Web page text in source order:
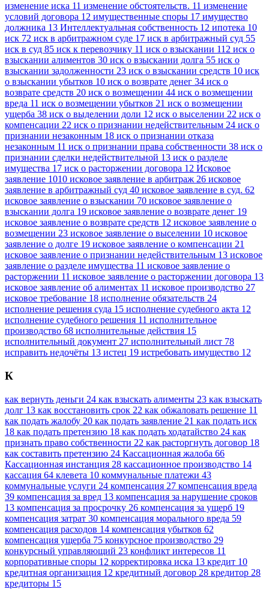
изменение иска 11 изменение обстоятельств. 11 изменение
условий договора 12 имущественные споры 17 имущество
должника 13 Интеллектуальная собственность 12 ипотека 10
иск 72 иск в арбитражном суде 17 иск в арбитражный суд 55
иск в суд 85 иск к перевозчику 11 иск о взыскании 112 иск о
взыскании алиментов 30 иск о взыскании долга 55 иск о
взыскании задолженности 23 иск о взыскании средств 10 иск
о взыскании убытков 10 иск о возврате денег 34 иск о
возврате средств 20 иск о возмещении 44 иск о возмещении
вреда 11 иск о возмещении убытков 21 иск о возмещении
ущерба 38 иск о выделении доли 12 иск о выселении 22 иск о
компенсации 22 иск о признании недействительным 24 иск о
признании незаконным 18 иск о признании отказа
незаконным 11 иск о признании права собственности 38 иск о
признании сделки недействительной 13 иск о разделе
имущества 17 иск о расторжении договора 12 Исковое
заявление 1010 исковое заявление в арбитраж 26 исковое
заявление в арбитражный суд 40 исковое заявление в суд. 62
исковое заявление о взыскании 70 исковое заявление о
взыскании долга 19 исковое заявление о возврате денег 19
исковое заявление о возврате средств 12 исковое заявление о
возмещении 23 исковое заявление о выселении 10 исковое
заявление о долге 19 исковое заявление о компенсации 21
исковое заявление о признании недействительным 13 исковое
заявление о разделе имущества 11 исковое заявление о
расторжении 11 исковое заявление о расторжении договора 13
исковое заявление об алиментах 11 исковое производство 27
исковое требование 18 исполнение обязательств 24
исполнение решения суда 15 исполнение судебного акта 12
исполнение судебного решения 11 исполнительное
производство 68 исполнительные действия 15
исполнительный документ 27 исполнительный лист 78
исправить недочёты 13 истец 19 истребовать имущество 12
К
как вернуть деньги 24 как взыскать алименты 23 как взыскать
долг 13 как восстановить срок 22 как обжаловать решение 11
как подать жалобу 20 как подать заявление 21 как подать иск
18 как подать претензию 18 как подать ходатайство 24 как
признать право собственности 22 как расторгнуть договор 18
как составить претензию 24 Кассационная жалоба 66
Кассационная инстанция 28 кассационное производство 14
кассация 64 клевета 10 коммунальные платежи 43
коммунальные услуги 24 компенсация 27 компенсация вреда
39 компенсация за вред 13 компенсация за нарушение сроков
13 компенсация за просрочку 26 компенсация за ущерб 19
компенсация затрат 30 компенсация морального вреда 59
компенсация расходов 14 компенсация убытков 62
компенсация ущерба 75 конкурсное производство 29
конкурсный управляющий 23 конфликт интересов 11
корпоративные споры 12 корректировка иска 13 кредит 10
кредитная организация 12 кредитный договор 28 кредитор 28
кредиторы 15